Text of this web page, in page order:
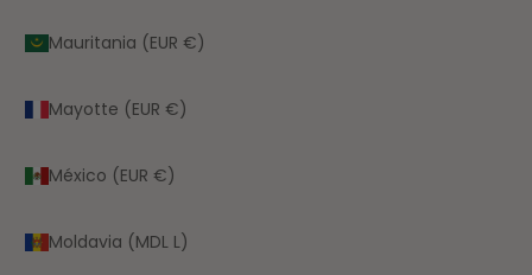
Mauritania (EUR €)
Mayotte (EUR €)
México (EUR €)
Moldavia (MDL L)